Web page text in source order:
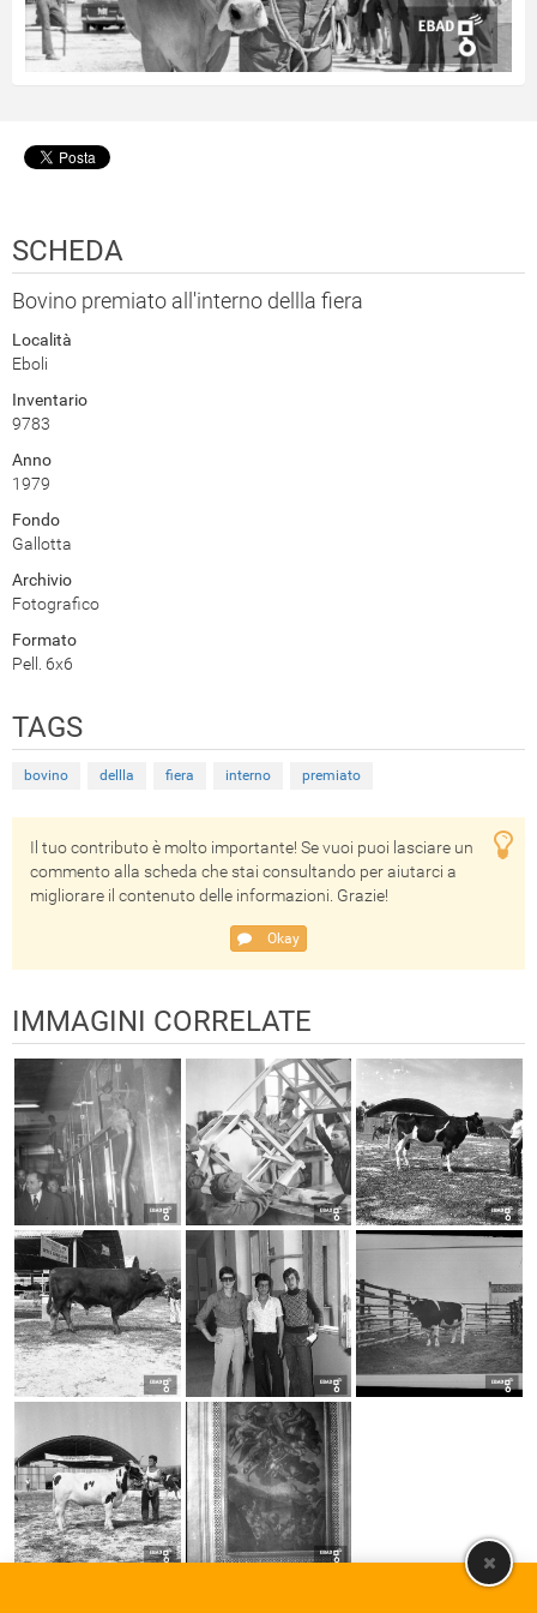
SCHEDA
Bovino premiato all'interno dellla fiera
Località
Eboli
Inventario
9783
Anno
1979
Fondo
Gallotta
Archivio
Fotografico
Formato
Pell. 6x6
TAGS
bovino dellla fiera interno premiato
Il tuo contributo è molto importante! Se vuoi puoi lasciare un
commento alla scheda che stai consultando per aiutarci a
migliorare il contenuto delle informazioni. Grazie!
Okay
IMMAGINI CORRELATE